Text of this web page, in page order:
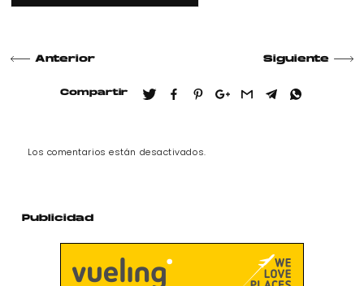
Anterior Siguiente
Compartir
Los comentarios están desactivados.
Publicidad